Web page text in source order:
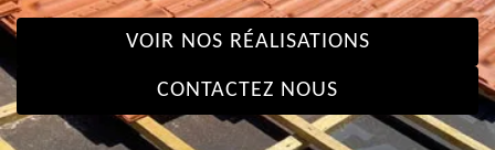
VOIR NOS RÉALISATIONS
CONTACTEZ NOUS